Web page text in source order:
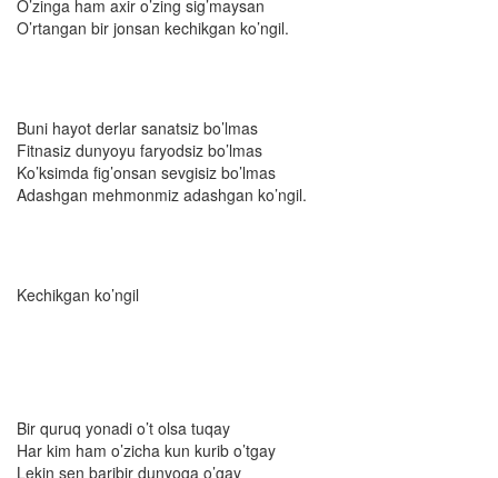
O’zinga ham axir o’zing sig’maysan
O’rtangan bir jonsan kechikgan ko’ngil.
Buni hayot derlar sanatsiz bo’lmas
Fitnasiz dunyoyu faryodsiz bo’lmas
Ko’ksimda fig’onsan sevgisiz bo’lmas
Adashgan mehmonmiz adashgan ko’ngil.
Kechikgan ko’ngil
Bir quruq yonadi o’t olsa tuqay
Har kim ham o’zicha kun kurib o’tgay
Lekin sen baribir dunyoga o’gay